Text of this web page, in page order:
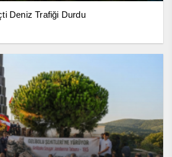
Deniz Trafiği Durdu